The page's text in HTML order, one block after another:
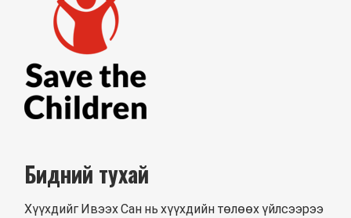
Бидний тухай
Хүүхдийг Ивээх Сан нь хүүхдийн төлөөх үйлсээрээ